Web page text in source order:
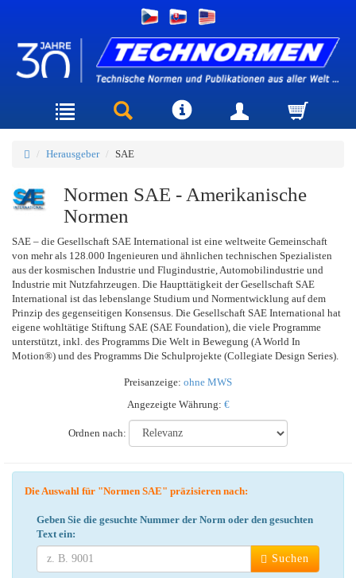
Herausgeber SAE
Normen SAE - Amerikanische
Normen
SAE – die Gesellschaft SAE International ist eine weltweite Gemeinschaft
von mehr als 128.000 Ingenieuren und ähnlichen technischen Spezialisten
aus der kosmischen Industrie und Flugindustrie, Automobilindustrie und
Industrie mit Nutzfahrzeugen. Die Haupttätigkeit der Gesellschaft SAE
International ist das lebenslange Studium und Normentwicklung auf dem
Prinzip des gegenseitigen Konsensus. Die Gesellschaft SAE International hat
eigene wohltätige Stiftung SAE (SAE Foundation), die viele Programme
unterstützt, inkl. des Programms Die Welt in Bewegung (A World In
Motion®) und des Programms Die Schulprojekte (Collegiate Design Series).
Preisanzeige: ohne MWS
Angezeigte Währung: €
Ordnen nach:
Die Auswahl für "Normen SAE" präzisieren nach:
Geben Sie die gesuchte Nummer der Norm oder den gesuchten
Text ein:
Suchen